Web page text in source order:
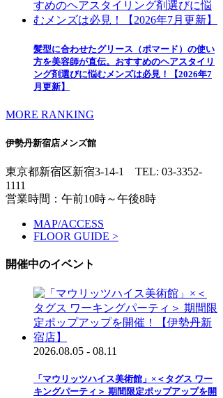
髪型に合わせたグリース（ポマード）の使い
方を美容師が直伝。おすすめのヘアスタイリ
ング剤選びに悩むメンズは必見！【2026年7
月更新】
MORE RANKING
伊勢丹新宿店メンズ館
東京都新宿区新宿3-14-1 TEL: 03-3352-
1111
営業時間：午前10時～午後8時
MAP/ACCESS
FLOOR GUIDE >
開催中のイベント
2026.08.05 - 08.11
「マウリッツハイス美術館」×＜タグス ワー
キングパーティ＞ 期間限定ポップアップを開